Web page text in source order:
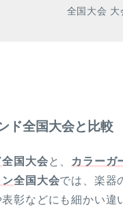
全国大会 大
ド全国大会と比較
全国大会 と、
カラーガ
ン全国大会では、楽器
彰などにも細かい違